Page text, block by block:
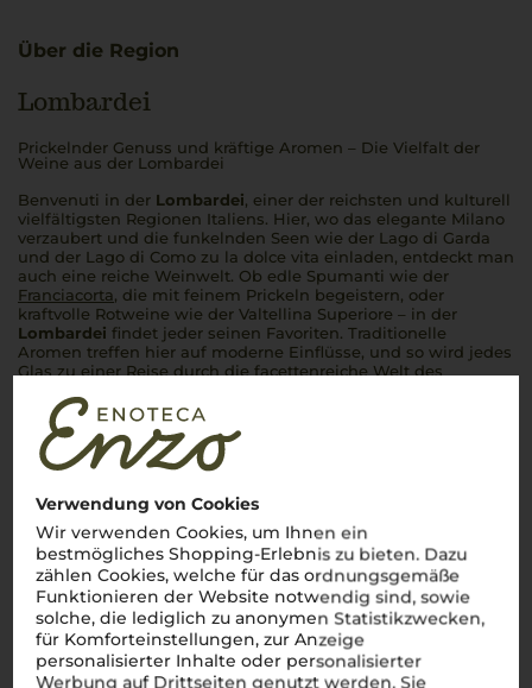
Verwendung von Cookies
Wir verwenden Cookies, um Ihnen ein
bestmögliches Shopping-Erlebnis zu bieten. Dazu
zählen Cookies, welche für das ordnungsgemäße
Funktionieren der Website notwendig sind, sowie
solche, die lediglich zu anonymen Statistikzwecken,
für Komforteinstellungen, zur Anzeige
personalisierter Inhalte oder personalisierter
Werbung auf Drittseiten genutzt werden. Sie
Über die Region
Lombardei
Prickelnder Genuss und kräftige Aromen – Die Vielfalt der
Weine aus der Lombardei
Benvenuti in der Lombardei, einer der reichsten und kulturell
vielfältigsten Regionen Italiens. Hier, wo das elegante Milano
verzaubert und die funkelnden Seen wie der Lago di Garda
und der Lago di Como zu la dolce vita einladen, entdeckt man
auch eine reiche Weinwelt. Ob edle Spumanti wie der
Franciacorta, die mit feinem Prickeln begeistern, oder
kraftvolle Rotweine wie der Valtellina Superiore – in der
Lombardei findet jeder seinen Favoriten. Traditionelle
Aromen treffen hier auf moderne Einflüsse, und so wird jedes
Glas zu einer Reise durch die facettenreiche Welt des
Mehr Weine aus Lombardei